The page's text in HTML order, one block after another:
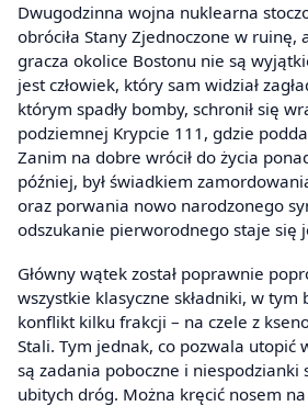
Dwugodzinna wojna nuklearna
obróciła Stany Zjednoczone w ruinę,
gracza okolice Bostonu nie są
jest człowiek, który sam widział
którym spadły bomby, schronił się
podziemnej Krypcie 111, gdzie
Zanim na dobre wrócił do życia
później, był świadkiem
oraz porwania nowo narodzonego
odszukanie pierworodnego staje się
Główny wątek został poprawnie
wszystkie klasyczne składniki, w
konflikt kilku frakcji – na czele z
Stali. Tym jednak, co pozwala utopić
są zadania poboczne i niespodzianki
ubitych dróg. Można kręcić nosem